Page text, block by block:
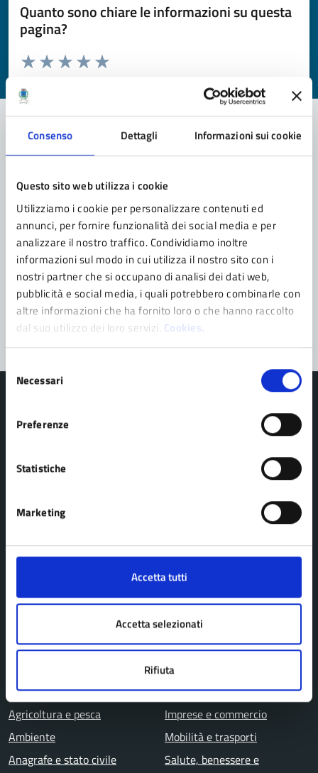
Consenso Dettagli Informazioni sui cookie
Questo sito web utilizza i cookie
Utilizziamo i cookie per personalizzare contenuti ed
annunci, per fornire funzionalità dei social media e per
analizzare il nostro traffico. Condividiamo inoltre
informazioni sul modo in cui utilizza il nostro sito con i
nostri partner che si occupano di analisi dei dati web,
pubblicità e social media, i quali potrebbero combinarle con
altre informazioni che ha fornito loro o che hanno raccolto
dal suo utilizzo dei loro servizi. Cookies.
delNecessari
Preferenze
Statistiche
Marketing
Accetta tutti
Accetta selezionati
Rifiuta
Quanto sono chiare le informazioni su questa
pagina?
Valuta da 1 a 5 stelle la pagina
Contatta il comune
Leggi le domande frequenti
Richiedi assistenza
Prenota appuntamento
Problemi in città
Segnala disservizio
Organi di governo
Personale amministrativo
CATEGORIE DI SERVIZIO
Agricoltura e pesca
Ambiente
Anagrafe e stato civile
Imprese e commercio
Mobilità e trasporti
Salute, benessere e